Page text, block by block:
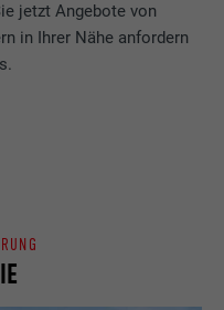
jetzt Angebote von
in Ihrer Nähe anfordern
Benutzer ausgewählte
Webseite.